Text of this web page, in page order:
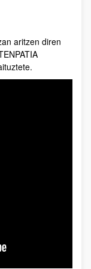
aritzen diren